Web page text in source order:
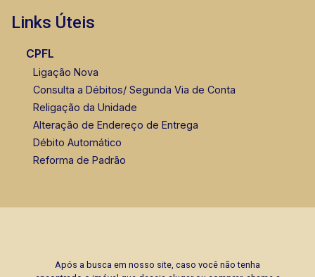
Links Úteis
CPFL
Ligação Nova
Consulta a Débitos/ Segunda Via de Conta
Religação da Unidade
Alteração de Endereço de Entrega
Débito Automático
Reforma de Padrão
Após a busca em nosso site, caso você não tenha